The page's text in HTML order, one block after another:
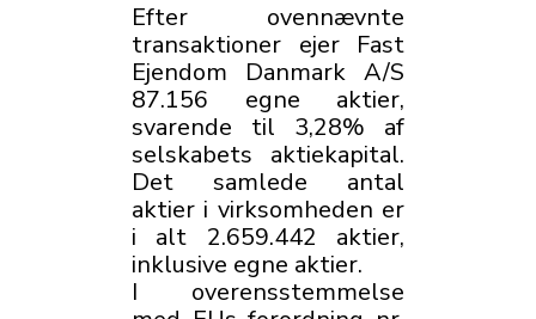
Efter ovennævnte
transaktioner ejer Fast
Ejendom Danmark A/S
87.156 egne aktier,
svarende til 3,28% af
selskabets aktiekapital.
Det samlede antal
aktier i virksomheden er
i alt 2.659.442 aktier,
inklusive egne aktier.
I overensstemmelse